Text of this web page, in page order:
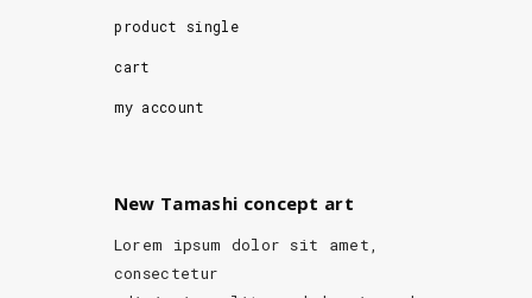
product single
cart
my account
New Tamashi concept art
Lorem ipsum dolor sit amet,
consectetur